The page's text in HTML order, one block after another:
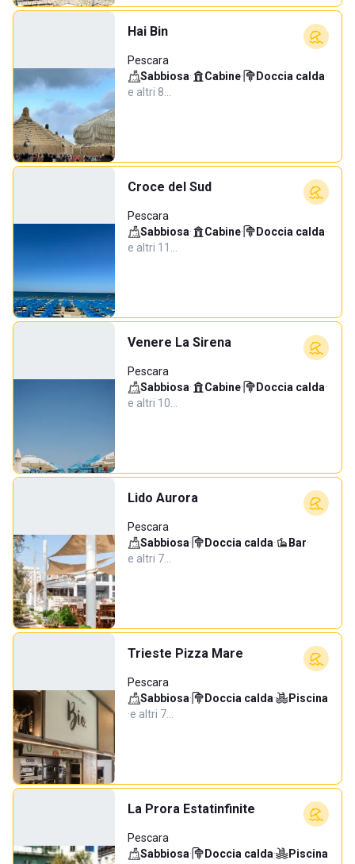
Hai Bin
Pescara
Sabbiosa· Cabine· Doccia calda·
e altri 8…
Croce del Sud
Pescara
Sabbiosa· Cabine· Doccia calda·
e altri 11…
Venere La Sirena
Pescara
Sabbiosa· Cabine· Doccia calda·
e altri 10…
Lido Aurora
Pescara
Sabbiosa· Doccia calda· Bar·
e altri 7…
Trieste Pizza Mare
Pescara
Sabbiosa· Doccia calda·
Piscina
·e altri 7…
La Prora Estatinfinite
Pescara
Sabbiosa· Doccia calda·
Piscina